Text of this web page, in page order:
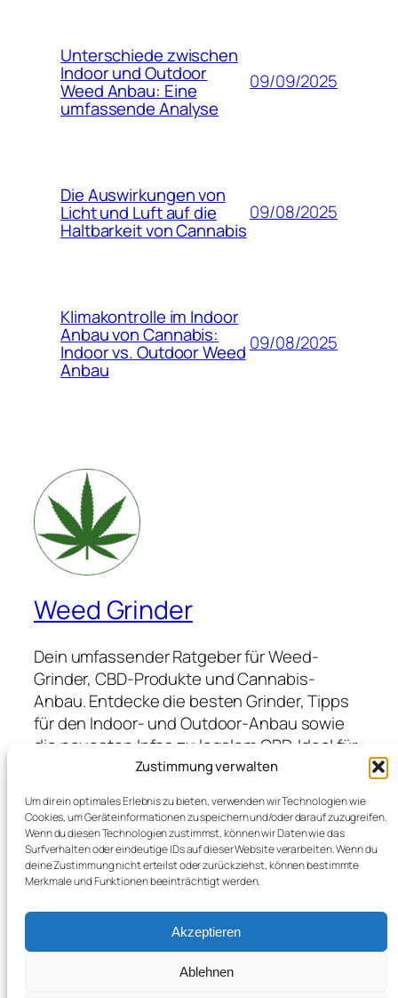
Zustimmung verwalten
Um dir ein optimales Erlebnis zu bieten, verwenden wir Technologien wie
Cookies, um Geräteinformationen zu speichern und/oder darauf zuzugreifen.
Wenn du diesen Technologien zustimmst, können wir Daten wie das
Surfverhalten oder eindeutige IDs auf dieser Website verarbeiten. Wenn du
deine Zustimmung nicht erteilst oder zurückziehst, können bestimmte
Merkmale und Funktionen beeinträchtigt werden.
Akzeptieren
Ablehnen
Unterschiede zwischen
Indoor und Outdoor
Weed Anbau: Eine
umfassende Analyse
09/09/2025
Die Auswirkungen von
Licht und Luft auf die
Haltbarkeit von Cannabis
09/08/2025
Klimakontrolle im Indoor
Anbau von Cannabis:
Indoor vs. Outdoor Weed
Anbau
09/08/2025
Weed Grinder
Dein umfassender Ratgeber für Weed-
Grinder, CBD-Produkte und Cannabis-
Anbau. Entdecke die besten Grinder, Tipps
für den Indoor- und Outdoor-Anbau sowie
die neuesten Infos zu legalem CBD. Ideal für
Anfänger und Profis, die hochwertige
profitieren möchten.
Blog
Veranstaltungen